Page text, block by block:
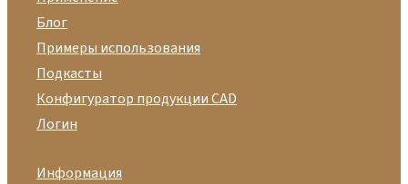
Блог
Примеры использования
Подкасты
Конфигуратор продукции CAD
Логин
Информация